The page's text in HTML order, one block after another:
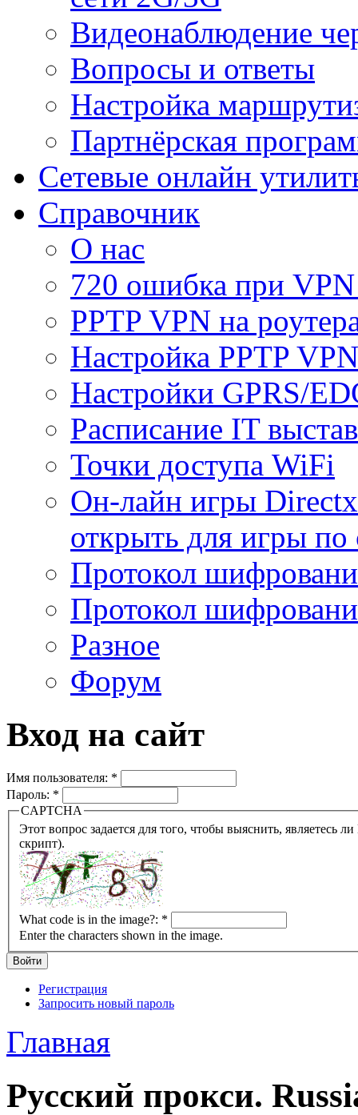
Видеонаблюдение
Вопросы и ответы
Настройка
Партнёрская
Сетевые онлайн
Справочник
О нас
720 ошибка при
PPTP VPN на
Настройка PPTP
Настройки GPRS/
Расписание IT
Точки доступа WiFi
Он-лайн игры
открыть для игры по
Протокол
Протокол
Разное
Форум
Вход на сайт
Имя пользователя: *
Пароль: *
CAPTCHA
Этот вопрос задается для того, чтобы выяснить, являетесь ли Вы человеком или представляете из себя робота
скрипт).
What code is in the image?: *
Enter the characters shown in the image.
Регистрация
Запросить новый пароль
Главная
Русский прокси.